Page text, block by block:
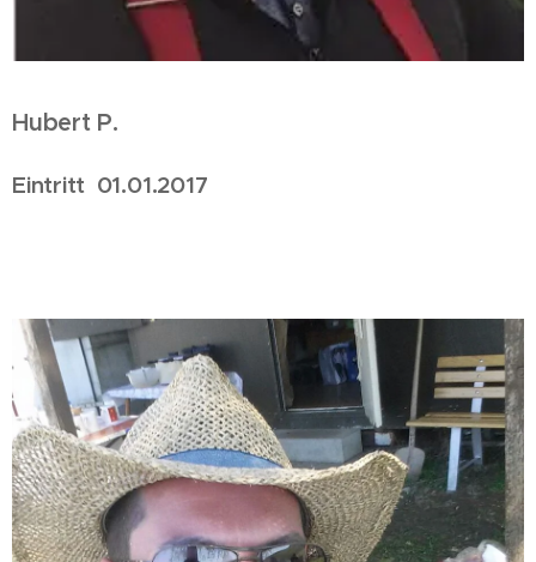
Hubert P.
Eintritt 01.01.2017